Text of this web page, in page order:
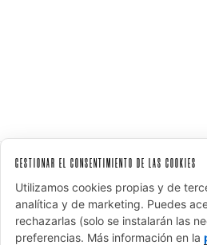
GESTIONAR EL CONSENTIMIENTO DE LAS COOKIES
Utilizamos cookies propias y de
analítica y de marketing. Puedes
rechazarlas (solo se instalarán las
preferencias. Más información en la
FINANCIADO POR LA UNIÓN
KIT DIGITAL POR LOS FONDOS
MECANISMO DE